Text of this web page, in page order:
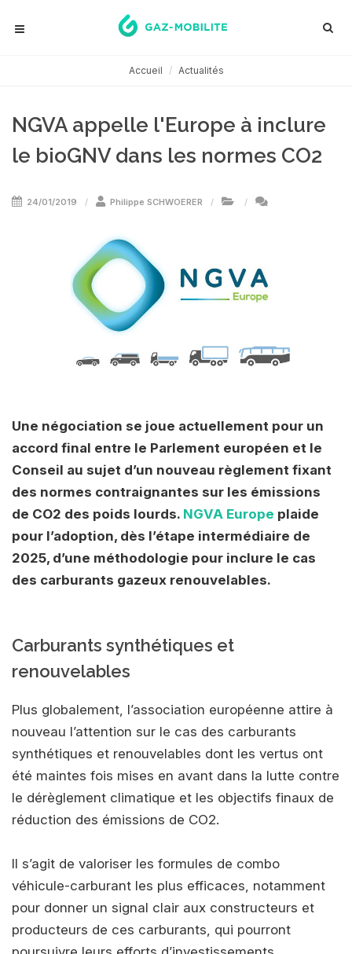
Accueil Actualités
NGVA appelle l'Europe à inclure
le bioGNV dans les normes CO2
24/01/2019 Philippe SCHWOERER
Une négociation se joue actuellement pour un
accord final entre le Parlement européen et le
Conseil au sujet d’un nouveau règlement fixant
des normes contraignantes sur les émissions
de CO2 des poids lourds. NGVA Europe plaide
pour l’adoption, dès l’étape intermédiaire de
2025, d’une méthodologie pour inclure le cas
des carburants gazeux renouvelables.
Carburants synthétiques et
renouvelables
Plus globalement, l’association européenne attire à
nouveau l’attention sur le cas des carburants
synthétiques et renouvelables dont les vertus ont
été maintes fois mises en avant dans la lutte contre
le dérèglement climatique et les objectifs finaux de
réduction des émissions de CO2.
Il s’agit de valoriser les formules de combo
véhicule-carburant les plus efficaces, notamment
pour donner un signal clair aux constructeurs et
producteurs de ces carburants, qui pourront